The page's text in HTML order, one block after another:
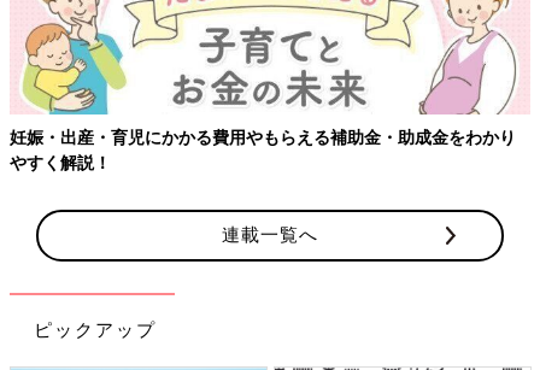
妊娠・出産・育児にかかる費用やもらえる補助金・助成金をわかり
やすく解説！
連載一覧へ
ピックアップ